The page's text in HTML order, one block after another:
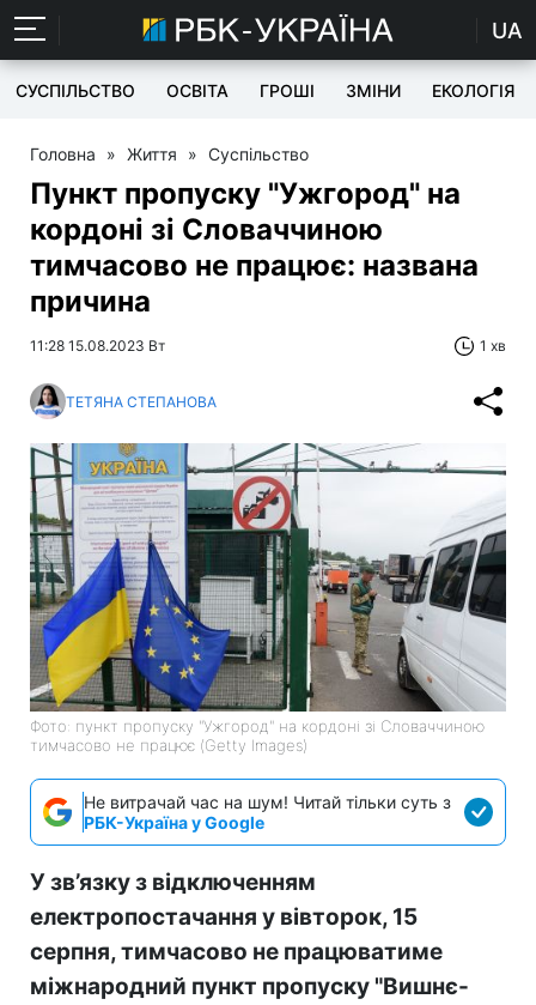
UA
СУСПІЛЬСТВО ОСВІТА ГРОШІ ЗМІНИ ЕКОЛОГІЯ
Головна » Життя » Суспільство
Пункт пропуску "Ужгород" на
кордоні зі Словаччиною
тимчасово не працює: названа
причина
11:28 15.08.2023 Вт 1 хв
ТЕТЯНА СТЕПАНОВА
Фото: пункт пропуску "Ужгород" на кордоні зі Словаччиною
тимчасово не працює (Getty Images)
Не витрачай час на шум! Читай тільки суть з
РБК-Україна у Google
У зв’язку з відключенням
електропостачання у вівторок, 15
серпня, тимчасово не працюватиме
міжнародний пункт пропуску "Вишнє-